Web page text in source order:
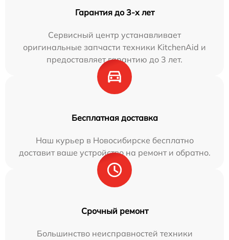
Гарантия до 3-х лет
Сервисный центр устанавливает
оригинальные запчасти техники KitchenAid и
предоставляет гарантию до 3 лет.
Бесплатная доставка
Наш курьер в Новосибирске бесплатно
доставит ваше устройство на ремонт и обратно.
Срочный ремонт
Большинство неисправностей техники